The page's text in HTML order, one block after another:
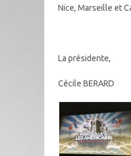
Nice, Marseille et
La présidente,
Cécile BERARD